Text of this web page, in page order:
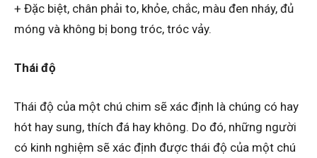
+ Đặc biệt, chân phải to, khỏe, chắc, màu đen nháy, đủ
móng và không bị bong tróc, tróc vảy.
Thái độ
Thái độ của một chú chim sẽ xác định là chúng có hay
hót hay sung, thích đá hay không. Do đó, những người
có kinh nghiệm sẽ xác định được thái độ của một chú